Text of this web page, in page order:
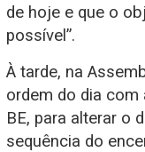
de hoje e que o
possível”.
À tarde, na
ordem do dia com
BE, para alterar o
sequência do